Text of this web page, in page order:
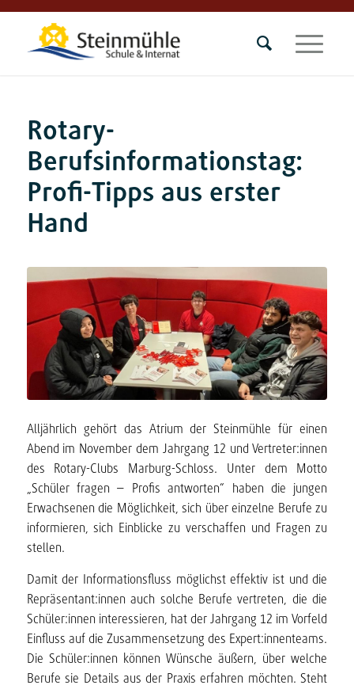
Rotary-
Berufsinformationstag:
Profi-Tipps aus erster
Hand
Alljährlich gehört das Atrium der Steinmühle für einen
Abend im November dem Jahrgang 12 und Vertreter:innen
des Rotary-Clubs Marburg-Schloss. Unter dem Motto
„Schüler fragen – Profis antworten“ haben die jungen
Erwachsenen die Möglichkeit, sich über einzelne Berufe zu
informieren, sich Einblicke zu verschaffen und Fragen zu
stellen.
Damit der Informationsfluss möglichst effektiv ist und die
Repräsentant:innen auch solche Berufe vertreten, die die
Schüler:innen interessieren, hat der Jahrgang 12 im Vorfeld
Einfluss auf die Zusammensetzung des Expert:innenteams.
Die Schüler:innen können Wünsche äußern, über welche
Berufe sie Details aus der Praxis erfahren möchten. Steht